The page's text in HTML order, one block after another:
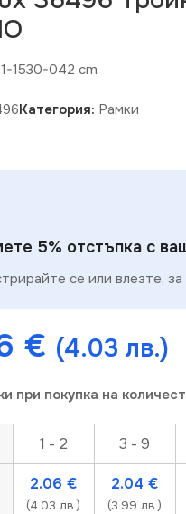
1530-042 cm
Категория: Рамки
5% отстъпка с
се или влезте,
€ (4.03 лв.)
при покупка на
1 - 2 3 - 9
2.06€
(4.03 лв.)
2.04€
(3.99 лв.)